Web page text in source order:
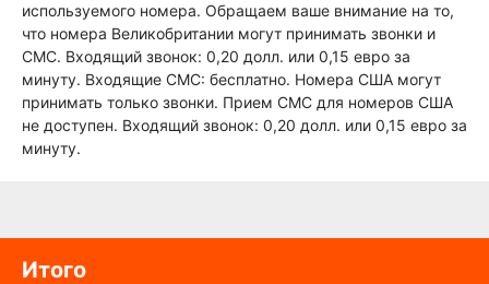
используемого номера. Обращаем ваше внимание на то,
что номера Великобритании могут принимать звонки и
СМС. Входящий звонок: 0,20 долл. или 0,15 евро за
минуту. Входящие СМС: бесплатно. Номера США могут
принимать только звонки. Прием СМС для номеров США
не доступен. Входящий звонок: 0,20 долл. или 0,15 евро за
минуту.
Итого